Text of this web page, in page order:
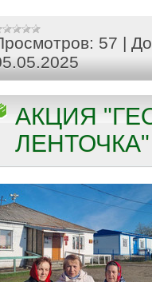
57 |
АКЦИЯ
ЛЕНТОЧКА"